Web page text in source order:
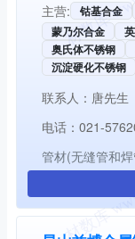
主营: 钴基合金
蒙乃尔合金
奥氏体不锈钢
沉淀硬化不锈钢
联系人： 唐先生
电话： 021-
管材(无缝管和